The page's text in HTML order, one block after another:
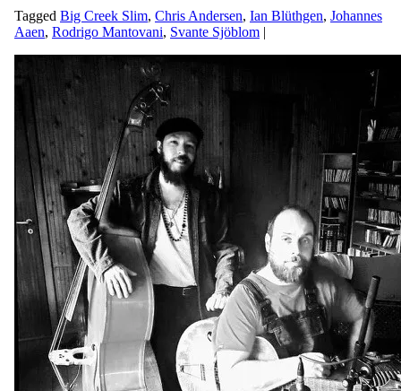
Tagged Big Creek Slim, Chris Andersen, Ian Blüthgen, Johannes
Aaen, Rodrigo Mantovani, Svante Sjöblom |